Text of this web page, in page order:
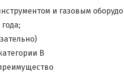
и газовым
B